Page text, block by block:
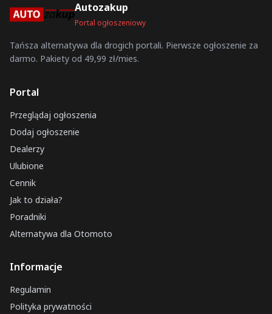
Autozakup
Portal ogłoszeniowy
Tańsza alternatywa dla drogich portali. Pierwsze ogłoszenie za
darmo. Pakiety od 49,99 zł/mies.
Portal
Przeglądaj ogłoszenia
Dodaj ogłoszenie
Dealerzy
Ulubione
Cennik
Jak to działa?
Poradniki
Alternatywa dla Otomoto
Informacje
Regulamin
Polityka prywatności